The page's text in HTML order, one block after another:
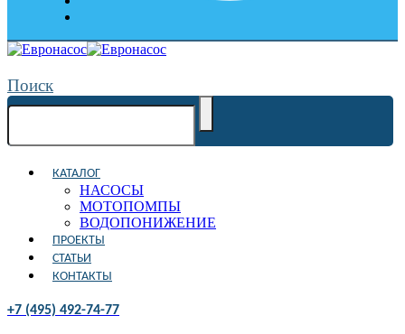
Поиск
КАТАЛОГ
НАСОСЫ
МОТОПОМПЫ
ВОДОПОНИЖЕНИЕ
ПРОЕКТЫ
СТАТЬИ
КОНТАКТЫ
+7 (495) 492-74-77